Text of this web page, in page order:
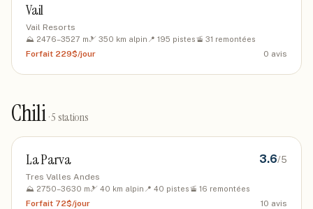
Vail
Vail Resorts
⛰️ 2476–3527 m🎿 350 km alpin 📍 195 pistes🚡 31 remontées
Forfait 229$/jour 0 avis
Chili ·5stations
La Parva
Tres Valles Andes
3.6/5
⛰️ 2750–3630 m🎿 40 km alpin 📍 40 pistes🚡 16 remontées
Forfait 72$/jour 10 avis